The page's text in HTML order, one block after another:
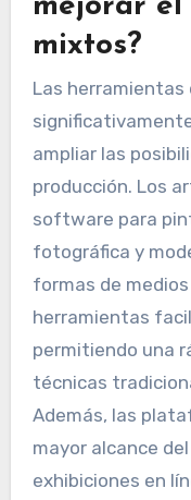
mixtos?
Las
ampliar las
producción. Los
software para
fotográfica y
formas de
herramientas
permitiendo una
técnicas
Además, las
mayor alcance
exhibiciones en